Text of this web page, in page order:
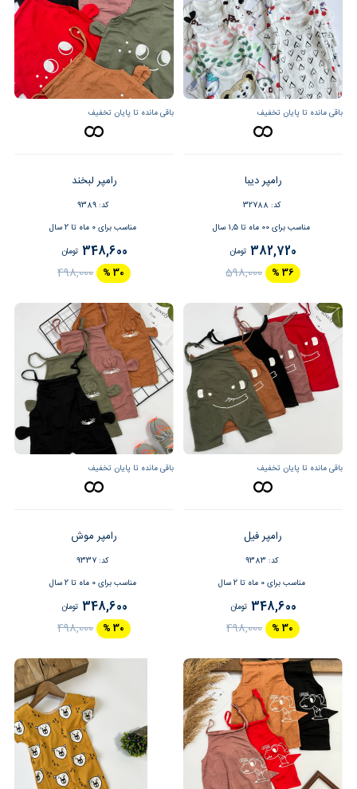
باقی مانده تا پایان تخفیف
رامپر دیبا
کد: 32788
مناسب برای 00 ماه تا 1,5 سال
382,720 تومان
36 %
598,000
باقی مانده تا پایان تخفیف
رامپر لبخند
کد: 9389
مناسب برای 0 ماه تا 2 سال
348,600 تومان
30 %
498,000
باقی مانده تا پایان تخفیف
رامپر فیل
کد: 9383
مناسب برای 0 ماه تا 2 سال
348,600 تومان
30 %
498,000
باقی مانده تا پایان تخفیف
رامپر موش
کد: 9337
مناسب برای 0 ماه تا 2 سال
348,600 تومان
30 %
498,000